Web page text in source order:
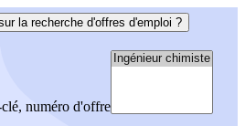
la recherche d'offres d'emploi ?
numéro d'offre